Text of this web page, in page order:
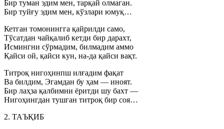
Бир туман эдим мен, тарқай олмаган.
Бир туйғу эдим мен, кўзлари юмуқ…
Кетган томонингга қайрилди само,
Тўсатдан чайқалиб кетди бир дарахт,
Исмингни сўрмадим, билмадим аммо
Қайси ой, қайси кун, на-да қайси вақт.
Титроқ нигоҳинпш илғадим фақат
Ва билдим, Эгамдан бу ҳам — иноят.
Бир лаҳза қалбимни ёритди шу бахт —
Нигоҳингдан тушган титроқ бир соя…
2. ТАЪҚИБ